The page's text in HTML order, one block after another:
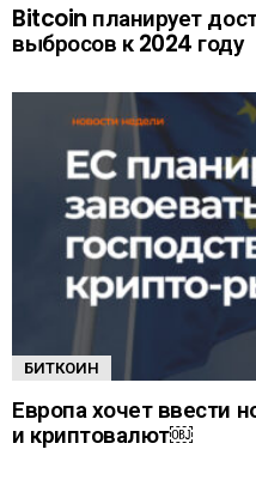
Bitcoin планирует
выбросов к 2024 году
БИТКОИН
Европа хочет ввести
и криптовалют￼